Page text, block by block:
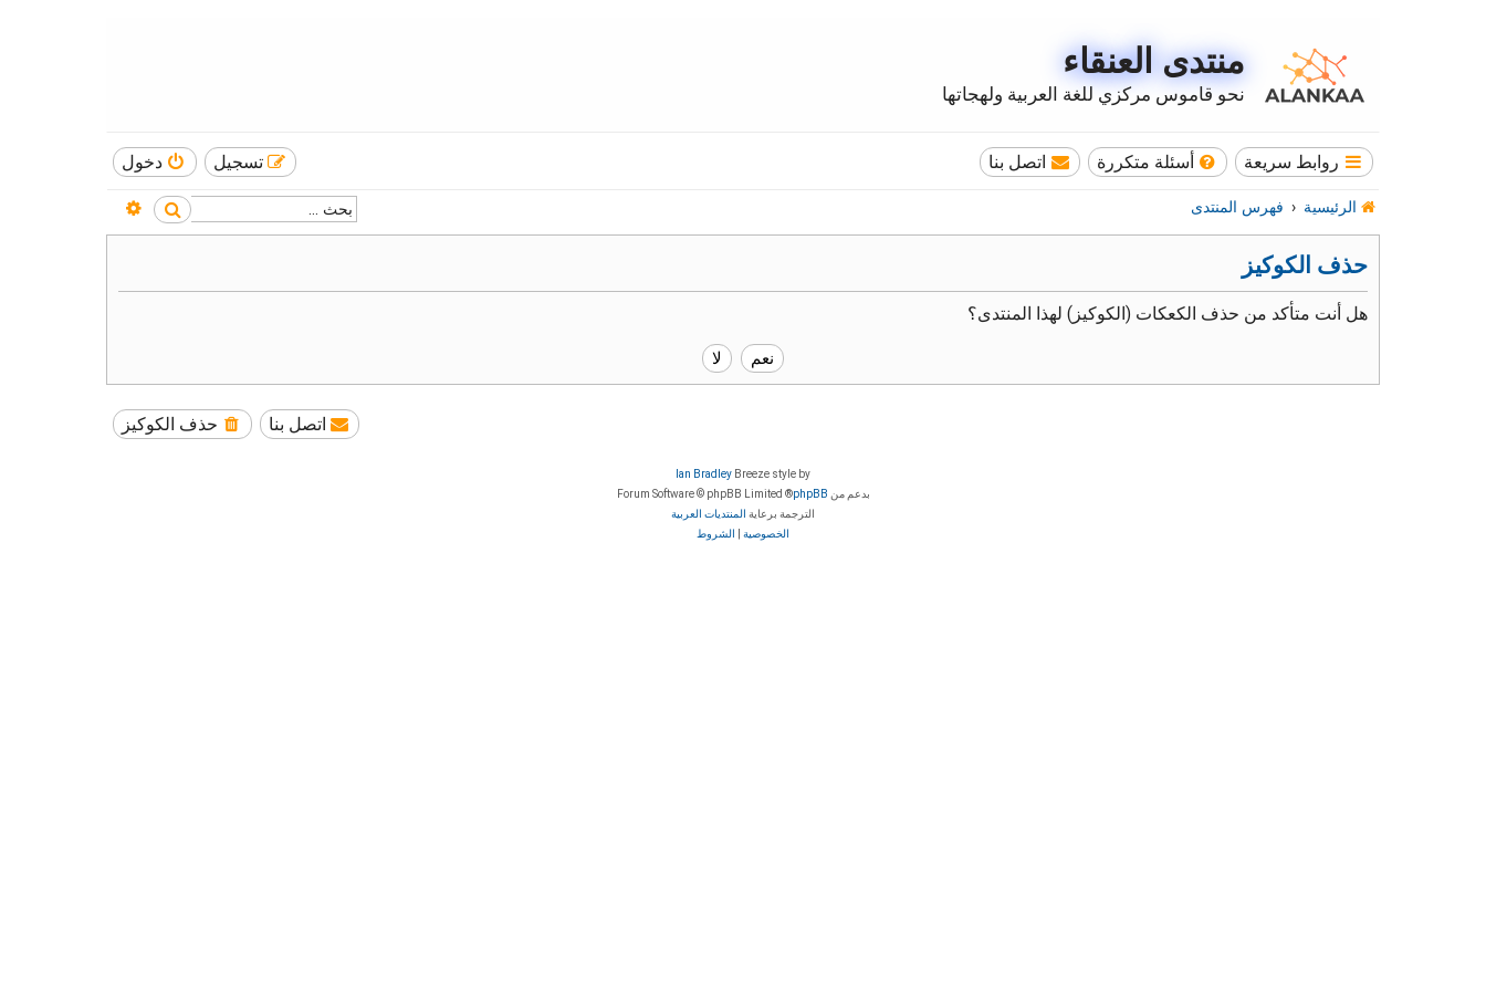
منتدى العنقاء
نحو قاموس مركزي للغة العربية ولهجاتها
روابط سريعة أسئلة متكررة اتصل بنا دخول تسجيل
الرئيسية فهرس المنتدى بحث
حذف الكوكيز
هل أنت متأكد من حذف الكعكات (الكوكيز) لهذا المنتدى؟
حذف الكوكيز اتصل بنا
Breeze style by
Ian Bradley
بدعم من phpBB
® Forum Software © phpBB Limited
الترجمة برعاية المنتديات العربية
الخصوصية
الشروط